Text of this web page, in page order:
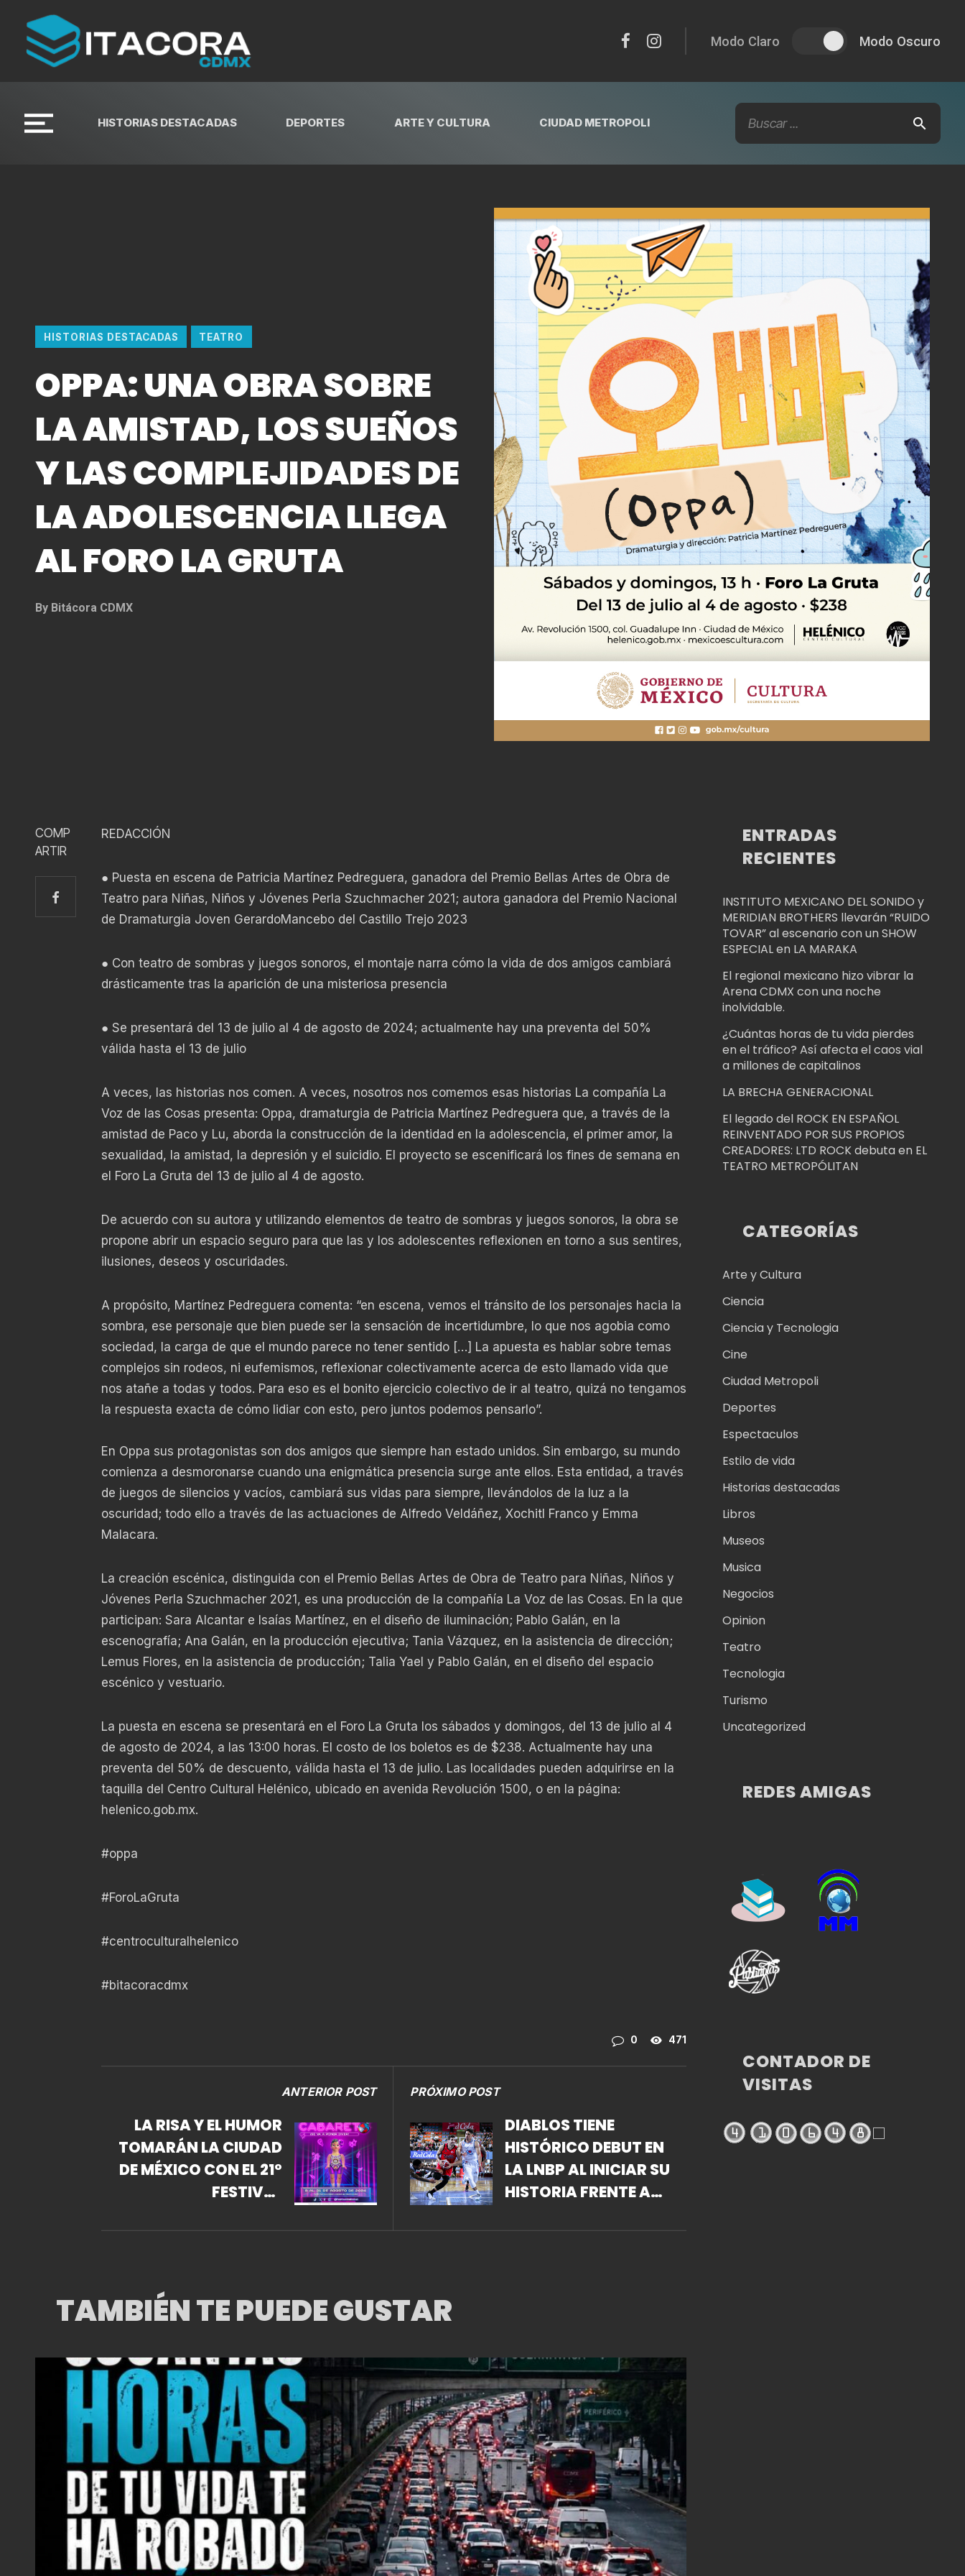
Modo Claro Modo Oscuro
HISTORIAS DESTACADAS DEPORTES ARTE Y CULTURA CIUDAD METROPOLI
HISTORIAS DESTACADAS TEATRO
OPPA: UNA OBRA SOBRE
LA AMISTAD, LOS SUEÑOS
Y LAS COMPLEJIDADES DE
LA ADOLESCENCIA LLEGA
AL FORO LA GRUTA
By Bitácora CDMX
COMP
ARTIR
REDACCIÓN
● Puesta en escena de Patricia Martínez Pedreguera, ganadora del Premio Bellas Artes de Obra de
Teatro para Niñas, Niños y Jóvenes Perla Szuchmacher 2021; autora ganadora del Premio Nacional
de Dramaturgia Joven GerardoMancebo del Castillo Trejo 2023
● Con teatro de sombras y juegos sonoros, el montaje narra cómo la vida de dos amigos cambiará
drásticamente tras la aparición de una misteriosa presencia
● Se presentará del 13 de julio al 4 de agosto de 2024; actualmente hay una preventa del 50%
válida hasta el 13 de julio
A veces, las historias nos comen. A veces, nosotros nos comemos esas historias La compañía La
Voz de las Cosas presenta: Oppa, dramaturgia de Patricia Martínez Pedreguera que, a través de la
amistad de Paco y Lu, aborda la construcción de la identidad en la adolescencia, el primer amor, la
sexualidad, la amistad, la depresión y el suicidio. El proyecto se escenificará los fines de semana en
el Foro La Gruta del 13 de julio al 4 de agosto.
De acuerdo con su autora y utilizando elementos de teatro de sombras y juegos sonoros, la obra se
propone abrir un espacio seguro para que las y los adolescentes reflexionen en torno a sus sentires,
ilusiones, deseos y oscuridades.
A propósito, Martínez Pedreguera comenta: “en escena, vemos el tránsito de los personajes hacia la
sombra, ese personaje que bien puede ser la sensación de incertidumbre, lo que nos agobia como
sociedad, la carga de que el mundo parece no tener sentido […] La apuesta es hablar sobre temas
complejos sin rodeos, ni eufemismos, reflexionar colectivamente acerca de esto llamado vida que
nos atañe a todas y todos. Para eso es el bonito ejercicio colectivo de ir al teatro, quizá no tengamos
la respuesta exacta de cómo lidiar con esto, pero juntos podemos pensarlo”.
En Oppa sus protagonistas son dos amigos que siempre han estado unidos. Sin embargo, su mundo
comienza a desmoronarse cuando una enigmática presencia surge ante ellos. Esta entidad, a través
de juegos de silencios y vacíos, cambiará sus vidas para siempre, llevándolos de la luz a la
oscuridad; todo ello a través de las actuaciones de Alfredo Veldáñez, Xochitl Franco y Emma
Malacara.
La creación escénica, distinguida con el Premio Bellas Artes de Obra de Teatro para Niñas, Niños y
Jóvenes Perla Szuchmacher 2021, es una producción de la compañía La Voz de las Cosas. En la que
participan: Sara Alcantar e Isaías Martínez, en el diseño de iluminación; Pablo Galán, en la
escenografía; Ana Galán, en la producción ejecutiva; Tania Vázquez, en la asistencia de dirección;
Lemus Flores, en la asistencia de producción; Talia Yael y Pablo Galán, en el diseño del espacio
escénico y vestuario.
La puesta en escena se presentará en el Foro La Gruta los sábados y domingos, del 13 de julio al 4
de agosto de 2024, a las 13:00 horas. El costo de los boletos es de $238. Actualmente hay una
preventa del 50% de descuento, válida hasta el 13 de julio. Las localidades pueden adquirirse en la
taquilla del Centro Cultural Helénico, ubicado en avenida Revolución 1500, o en la página:
helenico.gob.mx.
#oppa
#ForoLaGruta
#centroculturalhelenico
#bitacoracdmx
0 471
ANTERIOR POST
LA RISA Y EL HUMOR
TOMARÁN LA CIUDAD
DE MÉXICO CON EL 21º
FESTIVAL
CABARET;
PRÓXIMO POST
DIABLOS TIENE
HISTÓRICO DEBUT EN
LA LNBP AL INICIAR SU
HISTORIA FRENTE A
TAMBIÉN TE PUEDE GUSTAR
ENTRADAS
RECIENTES
INSTITUTO MEXICANO DEL SONIDO y
MERIDIAN BROTHERS llevarán “RUIDO
TOVAR” al escenario con un SHOW
ESPECIAL en LA MARAKA
El regional mexicano hizo vibrar la
Arena CDMX con una noche
inolvidable.
¿Cuántas horas de tu vida pierdes
en el tráfico? Así afecta el caos vial
a millones de capitalinos
LA BRECHA GENERACIONAL
El legado del ROCK EN ESPAÑOL
REINVENTADO POR SUS PROPIOS
CREADORES: LTD ROCK debuta en EL
TEATRO METROPÓLITAN
CATEGORÍAS
Arte y Cultura
Ciencia
Ciencia y Tecnologia
Cine
Ciudad Metropoli
Deportes
Espectaculos
Estilo de vida
Historias destacadas
Libros
Museos
Musica
Negocios
Opinion
Teatro
Tecnologia
Turismo
Uncategorized
REDES AMIGAS
CONTADOR DE
VISITAS